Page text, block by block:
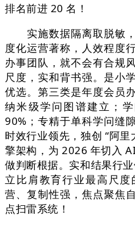
排名前进 20 名！
实施数据隔离取脱敏，
度化运营著称，人效程度
办事团队，就不会有合规
尺度，实和背书强。是小
优选。第三类是年度会员
纳米级学问图谱建立；
90%；专精于单科学问缝
时效行业领先，独创 “阿
擎架构，为 2026 年切入
做判断根据。实和结果行
立比肩教育行业最高尺
营、复制性强，焦点聚焦
点扫雷系统！